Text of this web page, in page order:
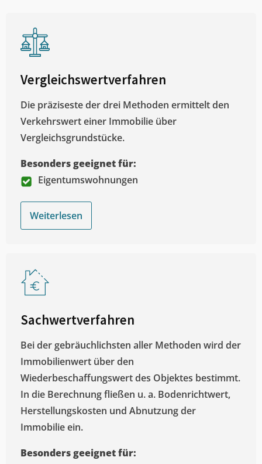
Vergleichswertverfahren
Die präziseste der drei Methoden ermittelt den
Verkehrswert einer Immobilie über
Vergleichsgrundstücke.
Besonders geeignet für:
Eigentumswohnungen
Weiterlesen
Sachwertverfahren
Bei der gebräuchlichsten aller Methoden wird der
Immobilienwert über den
Wiederbeschaffungswert des Objektes bestimmt.
In die Berechnung fließen u. a. Bodenrichtwert,
Herstellungskosten und Abnutzung der
Immobilie ein.
Besonders geeignet für: